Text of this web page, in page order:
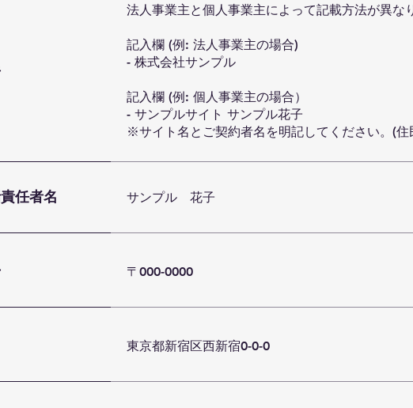
法人事業主と個人事業主によって記載方法が異な
記入欄 (例: 法人事業主の場合)
- 株式会社サンプル
記入欄 (例: 個人事業主の場合）
- サンプルサイト サンプル花子
※サイト名とご契約者名を明記してください。(住
任者名 サンプル 花子
〒000-0000
東京都新宿区西新宿0-0-0